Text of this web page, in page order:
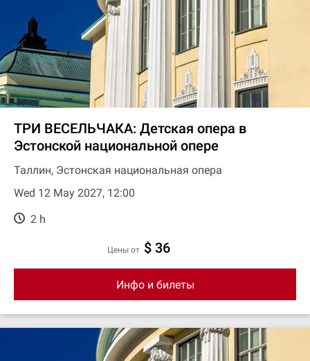
ТРИ ВЕСЕЛЬЧАКА: Детская опера в
Эстонской национальной опере
Таллин, Эстонская национальная опера
Wed 12 May 2027, 12:00
2 h
цены от $ 36
Инфо и билеты